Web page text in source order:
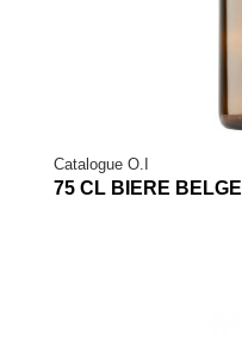
Catalogue O.I
75 CL BIERE BELGE